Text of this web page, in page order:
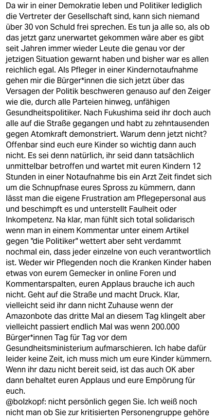
berlin
nord
wahrheit
verlag
verlag
veranstaltungen
shop
fragen & hilfe
unterstützen
abo
genossenschaft
epaper login
Da wir in einer Demokratie leben und Politiker lediglich
die Vertreter der Gesellschaft sind, kann sich niemand
über 30 von Schuld frei sprechen. Es tun ja alle so, als ob
das jetzt ganz unerwartet gekommen wäre aber es gibt
seit Jahren immer wieder Leute die genau vor der
jetzigen Situation gewarnt haben und bisher war es allen
reichlich egal. Als Pfleger in einer Kindernotaufnahme
gehen mir die Bürger*innen die sich jetzt über das
Versagen der Politik beschweren genauso auf den Zeiger
wie die, durch alle Parteien hinweg, unfähigen
Gesundheitspolitiker. Nach Fukushima seid ihr doch auch
alle auf die Straße gegangen und habt zu zehntausenden
gegen Atomkraft demonstriert. Warum denn jetzt nicht?
Offenbar sind euch eure Kinder so wichtig dann auch
nicht. Es sei denn natürlich, ihr seid dann tatsächlich
unmittelbar betroffen und wartet mit euren Kindern 12
Stunden in einer Notaufnahme bis ein Arzt Zeit findet sich
um die Schnupfnase eures Spross zu kümmern, dann
lässt man die eigene Frustration am Pflegepersonal aus
und beschimpft es und unterstellt Faulheit oder
Inkompetenz. Na klar, man fühlt sich total solidarisch
wenn man in einem Kommentar unter einem Artikel
gegen "die Politiker" wettert aber seht verdammt
nochmal ein, dass jeder einzelne von euch verantwortlich
ist. Weder wir Pflegenden noch die Kranken Kinder haben
etwas von eurem Gemecker in online Foren und
Kommentarspalten, euren Applaus brauche ich auch
nicht. Geht auf die Straße und macht Druck. Klar,
vielleicht seid ihr dann nicht Zuhause wenn der
Amazonbote das dritte Mal an diesem Tag klingelt aber
vielleicht passiert endlich Mal was wenn 200.000
Bürger*innen Tag für Tag vor dem
Gesundheitsministerium aufmarschieren. Ich habe dafür
leider keine Zeit, ich muss mich um eure Kinder kümmern.
Wenn ihr dazu nicht bereit seid, ist das auch OK aber
dann behaltet euren Applaus und eure Empörung für
euch.
@bolzkopf: nicht persönlich gegen Sie. Ich weiß noch
nicht man ob Sie zur kritisierten Personengruppe gehöre